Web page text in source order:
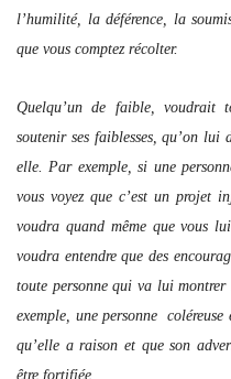
l’humilité, la déférence, la
que vous comptez récolter.
Quelqu’un de faible, voudrait
soutenir ses faiblesses, qu’on lui
elle. Par exemple, si une
vous voyez que c’est un projet
voudra quand même que vous
voudra entendre que des
toute personne qui va lui montrer
exemple, une personne
qu’elle a raison et que son
être fortifiée.